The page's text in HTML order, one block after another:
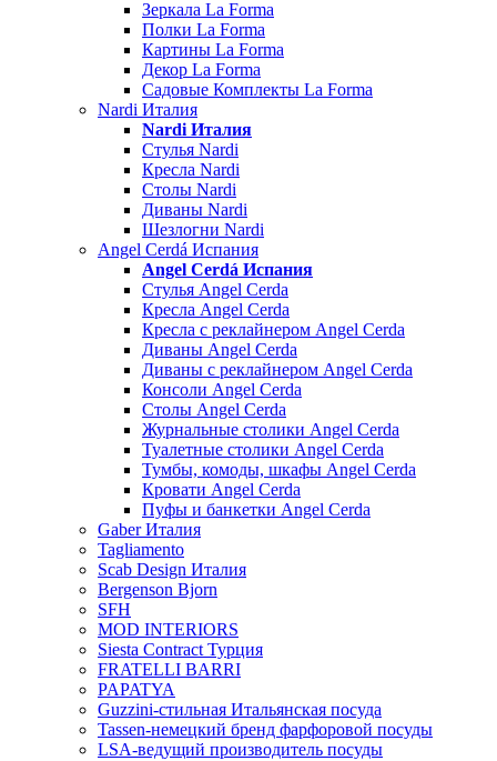
Зеркала La Forma
Полки La Forma
Картины La Forma
Декор La Forma
Садовые Комплекты La Forma
Nardi Италия
Nardi Италия
Стулья Nardi
Кресла Nardi
Столы Nardi
Диваны Nardi
Шезлогни Nardi
Angel Cerdá Испания
Angel Cerdá Испания
Стулья Angel Cerda
Кресла Angel Cerda
Кресла с реклайнером Angel Cerda
Диваны Angel Cerda
Диваны с реклайнером Angel Cerda
Консоли Angel Cerda
Столы Angel Cerda
Журнальные столики Angel Cerda
Туалетные столики Angel Cerda
Тумбы, комоды, шкафы Angel Cerda
Кровати Angel Cerda
Пуфы и банкетки Angel Cerda
Gaber Италия
Tagliamento
Scab Design Италия
Bergenson Bjorn
SFH
MOD INTERIORS
Siesta Contract Турция
FRATELLI BARRI
PAPATYA
Guzzini-стильная Итальянская посуда
Tassen-немецкий бренд фарфоровой посуды
LSA-ведущий производитель посуды